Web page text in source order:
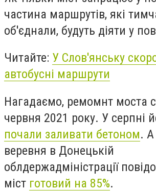
частина маршрутів, які
об'єднали, будуть діяти у
Читайте: У Слов'янську
автобусні маршрути
Нагадаємо, ремомнт моста
червня 2021 року. У серпні
почали заливати бетоном.
веревня в Донецькій
облдержадміністрації
міст готовий на 85%.